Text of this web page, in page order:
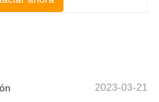
El nuevo modelo de flujo
2023-03-21